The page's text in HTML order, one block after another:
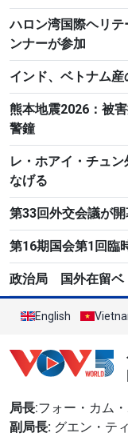
ハロン湾国際ヘリ
ンナーが参加
インド、ベトナム
熊本地震2026：被
警鐘
レ・ホアイ・チュ
なげる
第33回外交会議が
第16期国会第1回臨
政治局 国外在留ベ
English
局長:フォー・カム
副局長: グエン・テ